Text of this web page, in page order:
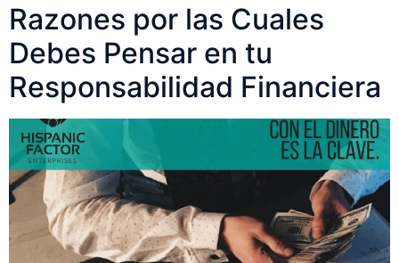
Razones por las Cuales
Debes Pensar en tu
Responsabilidad Financiera